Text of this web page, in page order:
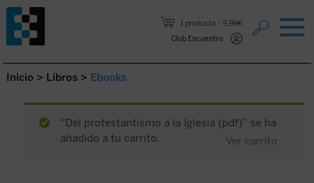
1 producto
9,99€
Club Encuentro
Saltar al contenido.
Inicio > Libros > Ebooks
“Del protestantismo a la Iglesia (pdf)” se ha
añadido a tu carrito.
Ver carrito